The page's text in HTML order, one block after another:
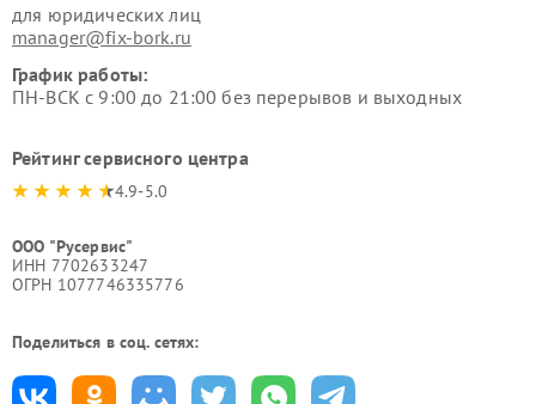
для юридических лиц
manager@fix-bork.ru
График работы:
ПН-ВСК с 9:00 до 21:00 без перерывов и выходных
Рейтинг сервисного центра
4.9-5.0
ООО "Русервис"
ИНН 7702633247
ОГРН 1077746335776
Поделиться в соц. сетях: